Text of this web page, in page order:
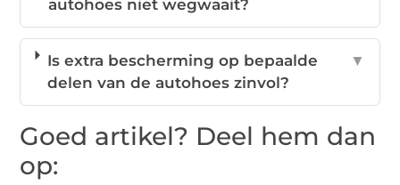
autohoes niet wegwaait?
Is extra bescherming op bepaalde
delen van de autohoes zinvol?
▼
Goed artikel? Deel hem dan
op: